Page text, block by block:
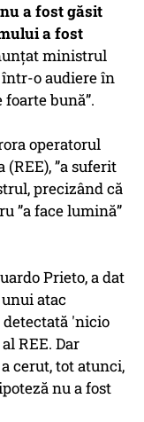
a fost găsit
a fost
ministrul
într-o audiere în
bună”.
operatorul
”a suferit
precizând că
”a face lumină”
Prieto, a dat
atac
'nicio
REE. Dar
cerut, tot atunci,
nu a fost